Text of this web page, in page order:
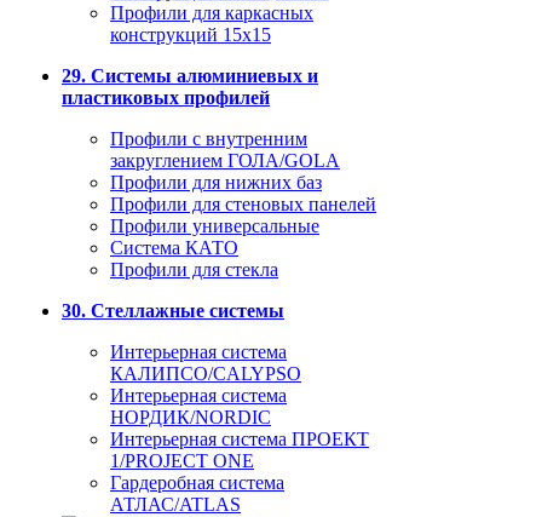
Профили для каркасных
конструкций 15х15
29. Системы алюминиевых и
пластиковых профилей
Профили с внутренним
закруглением ГОЛА/GOLA
Профили для нижних баз
Профили для стеновых панелей
Профили универсальные
Система КАТО
Профили для стекла
30. Стеллажные системы
Интерьерная система
КАЛИПСО/CALYPSO
Интерьерная система
НОРДИК/NORDIC
Интерьерная система ПРОЕКТ
1/PROJECT ONE
Гардеробная система
АТЛАС/ATLAS